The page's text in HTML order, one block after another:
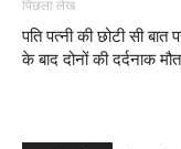
पिछला लेख
पति पत्नी की छोटी सी बात
के बाद दोनों की दर्दनाक